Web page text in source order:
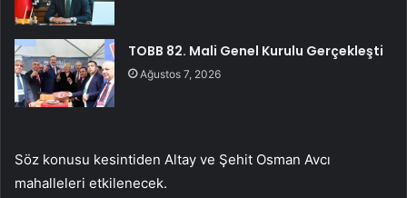
TOBB 82. Mali Genel Kurulu Gerçekleşti
Ağustos 7, 2026
Söz konusu kesintiden Altay ve Şehit Osman Avcı
mahalleleri etkilenecek.